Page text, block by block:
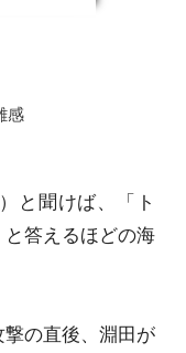
感
と聞けば、「ト
答えるほどの海
撃の直後、淵田が